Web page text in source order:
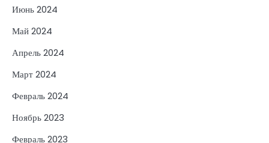
Июнь 2024
Май 2024
Апрель 2024
Март 2024
Февраль 2024
Ноябрь 2023
Февраль 2023